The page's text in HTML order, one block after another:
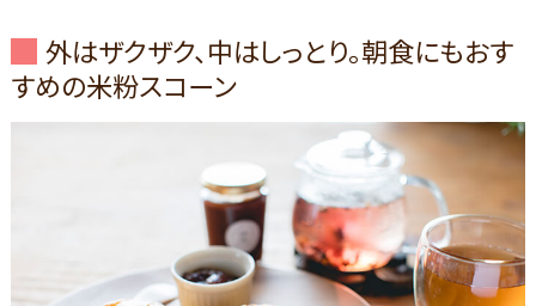
外はザクザク、中はしっとり。朝食にもおす
すめの米粉スコーン